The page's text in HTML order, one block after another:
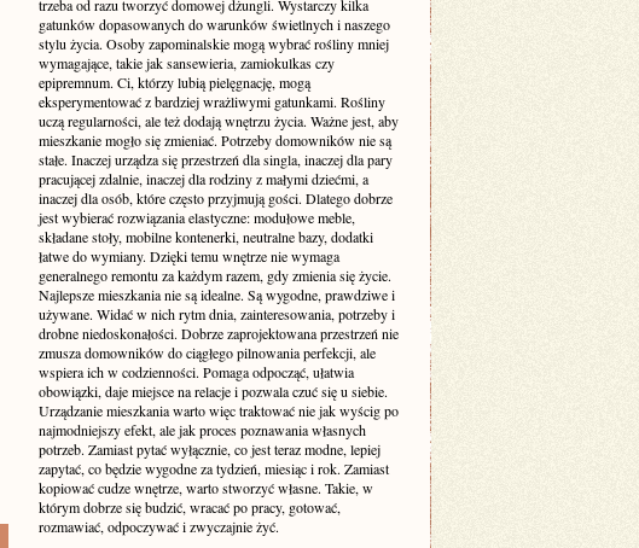
trzeba od razu tworzyć domowej dżungli. Wystarczy kilka
gatunków dopasowanych do warunków świetlnych i naszego
stylu życia. Osoby zapominalskie mogą wybrać rośliny mniej
wymagające, takie jak sansewieria, zamiokulkas czy
epipremnum. Ci, którzy lubią pielęgnację, mogą
eksperymentować z bardziej wrażliwymi gatunkami. Rośliny
uczą regularności, ale też dodają wnętrzu życia. Ważne jest, aby
mieszkanie mogło się zmieniać. Potrzeby domowników nie są
stałe. Inaczej urządza się przestrzeń dla singla, inaczej dla pary
pracującej zdalnie, inaczej dla rodziny z małymi dziećmi, a
inaczej dla osób, które często przyjmują gości. Dlatego dobrze
jest wybierać rozwiązania elastyczne: modułowe meble,
składane stoły, mobilne kontenerki, neutralne bazy, dodatki
łatwe do wymiany. Dzięki temu wnętrze nie wymaga
generalnego remontu za każdym razem, gdy zmienia się życie.
Najlepsze mieszkania nie są idealne. Są wygodne, prawdziwe i
używane. Widać w nich rytm dnia, zainteresowania, potrzeby i
drobne niedoskonałości. Dobrze zaprojektowana przestrzeń nie
zmusza domowników do ciągłego pilnowania perfekcji, ale
wspiera ich w codzienności. Pomaga odpocząć, ułatwia
obowiązki, daje miejsce na relacje i pozwala czuć się u siebie.
Urządzanie mieszkania warto więc traktować nie jak wyścig po
najmodniejszy efekt, ale jak proces poznawania własnych
potrzeb. Zamiast pytać wyłącznie, co jest teraz modne, lepiej
zapytać, co będzie wygodne za tydzień, miesiąc i rok. Zamiast
kopiować cudze wnętrze, warto stworzyć własne. Takie, w
którym dobrze się budzić, wracać po pracy, gotować,
rozmawiać, odpoczywać i zwyczajnie żyć.